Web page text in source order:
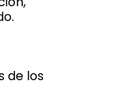
de los